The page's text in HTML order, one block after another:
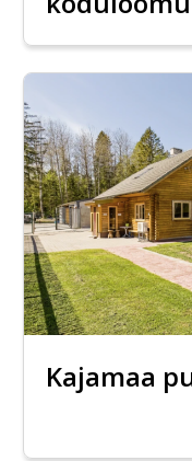
Kajamaa